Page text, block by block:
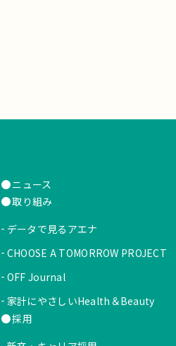
ニュース
取り組み
データで見るアエナ
CHOOSE A TOMORROW PROJECT
OFF Journal
家計にやさしいHealth＆Beauty
採用